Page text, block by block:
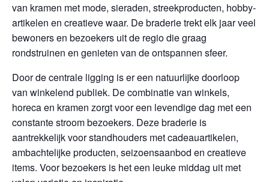
van kramen met mode, sieraden, streekproducten, hobby-
artikelen en creatieve waar. De braderie trekt elk jaar veel
bewoners en bezoekers uit de regio die graag
rondstruinen en genieten van de ontspannen sfeer.
Door de centrale ligging is er een natuurlijke doorloop
van winkelend publiek. De combinatie van winkels,
horeca en kramen zorgt voor een levendige dag met een
constante stroom bezoekers. Deze braderie is
aantrekkelijk voor standhouders met cadeauartikelen,
ambachtelijke producten, seizoensaanbod en creatieve
items. Voor bezoekers is het een leuke middag uit met